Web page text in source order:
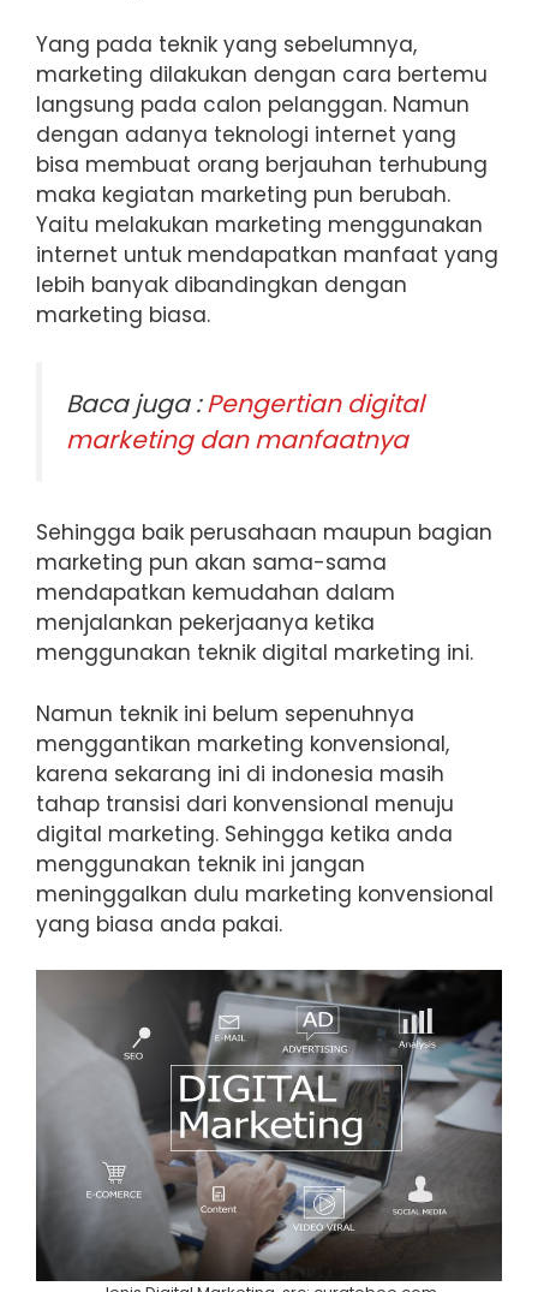
Yang pada teknik yang sebelumnya,
marketing dilakukan dengan cara bertemu
langsung pada calon pelanggan. Namun
dengan adanya teknologi internet yang
bisa membuat orang berjauhan terhubung
maka kegiatan marketing pun berubah.
Yaitu melakukan marketing menggunakan
internet untuk mendapatkan manfaat yang
lebih banyak dibandingkan dengan
marketing biasa.
Baca juga :Pengertian digital
marketing dan manfaatnya
Sehingga baik perusahaan maupun bagian
marketing pun akan sama-sama
mendapatkan kemudahan dalam
menjalankan pekerjaanya ketika
menggunakan teknik digital marketing ini.
Namun teknik ini belum sepenuhnya
menggantikan marketing konvensional,
karena sekarang ini di indonesia masih
tahap transisi dari konvensional menuju
digital marketing. Sehingga ketika anda
menggunakan teknik ini jangan
meninggalkan dulu marketing konvensional
yang biasa anda pakai.